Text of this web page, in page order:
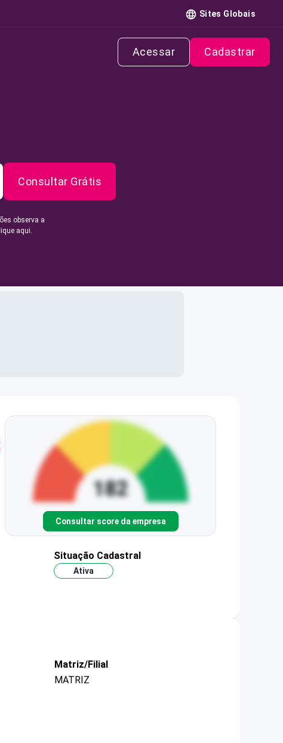
Sites Globais
Acessar Cadastrar
Consultar Grátis
observa a
aqui.
Consultar score da empresa
Situação Cadastral
Ativa
Matriz/Filial
MATRIZ